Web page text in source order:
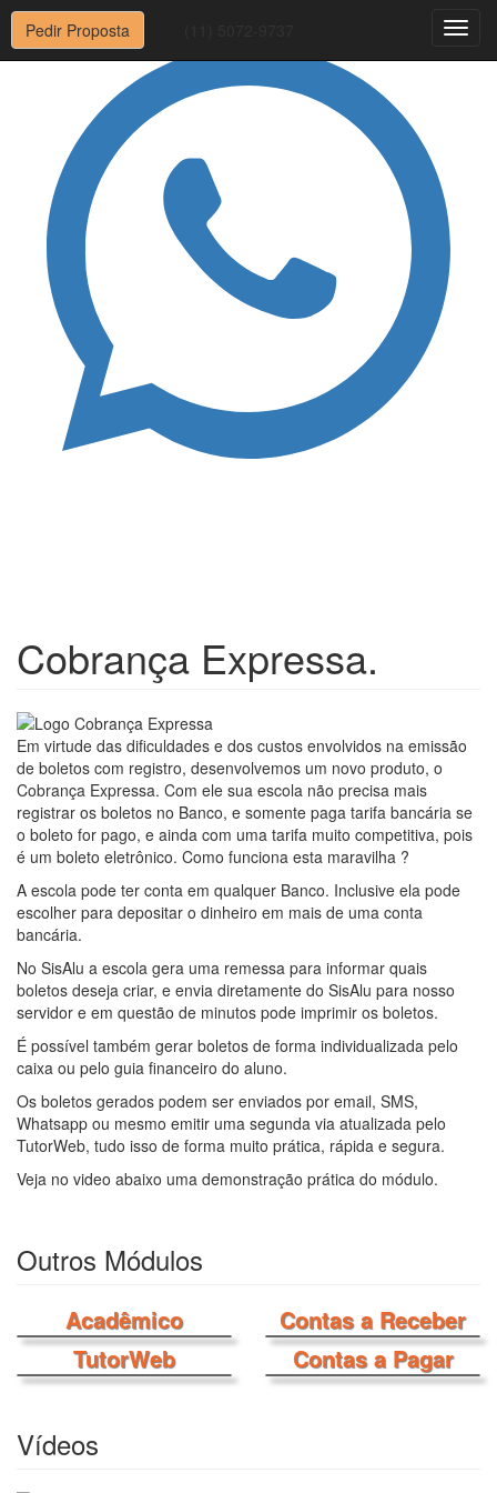
Pedir Proposta
Cobrança Expressa.
Em virtude das dificuldades e dos custos envolvidos na emissão
de boletos com registro, desenvolvemos um novo produto, o
Cobrança Expressa. Com ele sua escola não precisa mais
registrar os boletos no Banco, e somente paga tarifa bancária se
o boleto for pago, e ainda com uma tarifa muito competitiva, pois
é um boleto eletrônico. Como funciona esta maravilha ?
A escola pode ter conta em qualquer Banco. Inclusive ela pode
escolher para depositar o dinheiro em mais de uma conta
bancária.
No SisAlu a escola gera uma remessa para informar quais
boletos deseja criar, e envia diretamente do SisAlu para nosso
servidor e em questão de minutos pode imprimir os boletos.
É possível também gerar boletos de forma individualizada pelo
caixa ou pelo guia financeiro do aluno.
Os boletos gerados podem ser enviados por email, SMS,
Whatsapp ou mesmo emitir uma segunda via atualizada pelo
TutorWeb, tudo isso de forma muito prática, rápida e segura.
Veja no video abaixo uma demonstração prática do módulo.
Outros Módulos
Acadêmico
Contas a Receber
TutorWeb
Contas a Pagar
Vídeos